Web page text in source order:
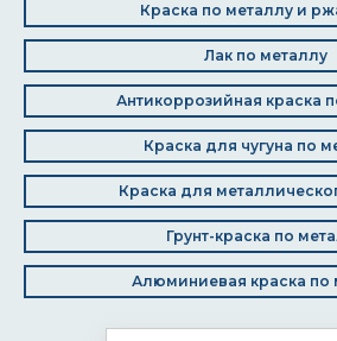
Краска по металлу и
Лак по металлу
Антикоррозийная краска
Краска для чугуна по
Краска для
Грунт-краска по
Алюминиевая краска по